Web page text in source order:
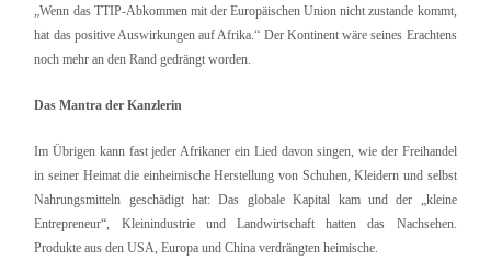
„Wenn das TTIP-Abkommen mit der Europäischen Union nicht zustande kommt,
hat das positive Auswirkungen auf Afrika.“ Der Kontinent wäre seines Erachtens
noch mehr an den Rand gedrängt worden.
Das Mantra der Kanzlerin
Im Übrigen kann fast jeder Afrikaner ein Lied davon singen, wie der Freihandel
in seiner Heimat die einheimische Herstellung von Schuhen, Kleidern und selbst
Nahrungsmitteln geschädigt hat: Das globale Kapital kam und der „kleine
Entrepreneur“, Kleinindustrie und Landwirtschaft hatten das Nachsehen.
Produkte aus den USA, Europa und China verdrängten heimische.